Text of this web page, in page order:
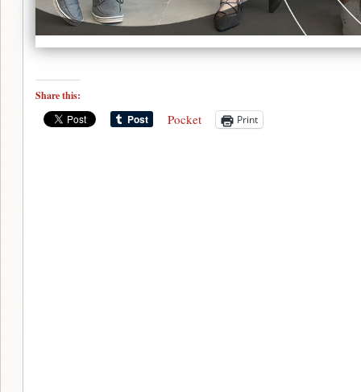
Share this:
Pocket Print